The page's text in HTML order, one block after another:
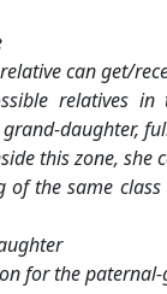
can get/
relatives
daughter,
this zone, she
of the same
for the